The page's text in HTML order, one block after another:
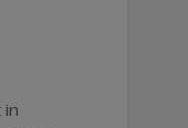
in